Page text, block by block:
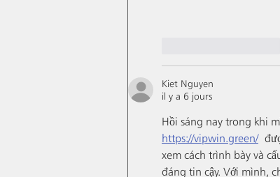
Kiet Nguyen
il y a 6 jours
Hồi sáng nay trong khi
https://vipwin.green/
xem cách trình bày và
đáng tin cậy. Với mình,